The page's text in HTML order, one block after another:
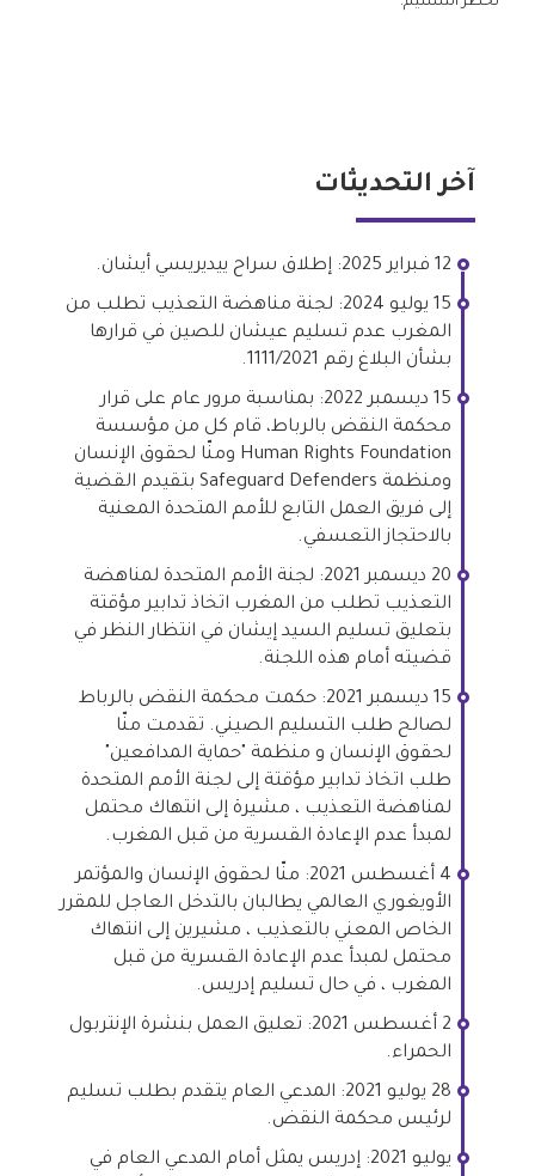
آخر التحديثات
12 فبراير 2025: إطلاق سراح ييديريسي أيشان.
15 يوليو 2024: لجنة مناهضة التعذيب تطلب من
المغرب عدم تسليم عيشان للصين في قرارها
بشأن البلاغ رقم ​​1111/2021.
15 ديسمبر 2022: بمناسبة مرور عام على قرار
محكمة النقض بالرباط، قام كل من مؤسسة
Human Rights Foundation ومنّا لحقوق الإنسان
ومنظمة Safeguard Defenders بتقيدم القضية
إلى فريق العمل التابع للأمم المتحدة المعنية
بالاحتجاز التعسفي.
20 ديسمبر 2021: لجنة الأمم المتحدة لمناهضة
التعذيب تطلب من المغرب اتخاذ تدابير مؤقتة
بتعليق تسليم السيد إيشان في انتظار النظر في
قضيته أمام هذه اللجنة.
15 ديسمبر 2021: حكمت محكمة النقض بالرباط
لصالح طلب التسليم الصيني. تقدمت منّا
لحقوق الإنسان و منظمة "حماية المدافعين"
طلب اتخاذ تدابير مؤقتة إلى لجنة الأمم المتحدة
لمناهضة التعذيب ، مشيرة إلى انتهاك محتمل
لمبدأ عدم الإعادة القسرية من قبل المغرب.
4 أغسطس 2021: منّا لحقوق الإنسان والمؤتمر
الأويغوري العالمي يطالبان بالتدخل العاجل للمقرر
الخاص المعني بالتعذيب ، مشيرين إلى انتهاك
محتمل لمبدأ عدم الإعادة القسرية من قبل
المغرب ، في حال تسليم إدريس.
2 أغسطس 2021: تعليق العمل بنشرة الإنتربول
الحمراء.
28 يوليو 2021: المدعي العام يتقدم بطلب تسليم
لرئيس محكمة النقض.
يوليو 2021: إدريس يمثل أمام المدعي العام في